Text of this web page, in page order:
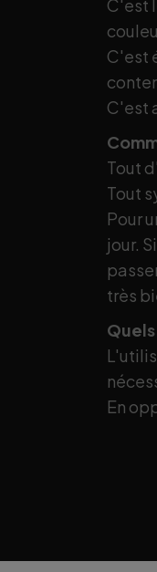
C'est
C'est
C'est
Tout
Tout
Pour
jour.
très
En